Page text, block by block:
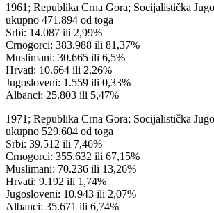
1961; Republika Crna Gora; Socijalistička
ukupno 471.894 od toga
Srbi: 14.087 ili 2,99%
Crnogorci: 383.988 ili 81,37%
Muslimani: 30.665 ili 6,5%
Hrvati: 10.664 ili 2,26%
Jugosloveni: 1.559 ili 0,33%
Albanci: 25.803 ili 5,47%
1971; Republika Crna Gora; Socijalistička
ukupno 529.604 od toga
Srbi: 39.512 ili 7,46%
Crnogorci: 355.632 ili 67,15%
Muslimani: 70.236 ili 13,26%
Hrvati: 9.192 ili 1,74%
Jugosloveni: 10.943 ili 2,07%
Albanci: 35.671 ili 6,74%